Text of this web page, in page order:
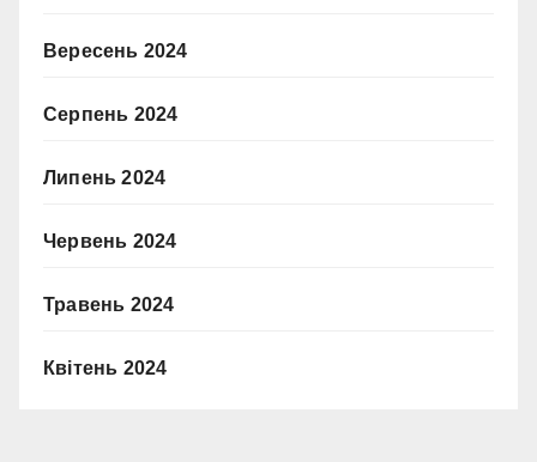
Вересень 2024
Серпень 2024
Липень 2024
Червень 2024
Травень 2024
Квітень 2024